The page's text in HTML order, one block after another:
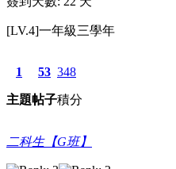
[LV.4]一年級三學年
1
主題
53
帖子
348
積分
二科生【G班】